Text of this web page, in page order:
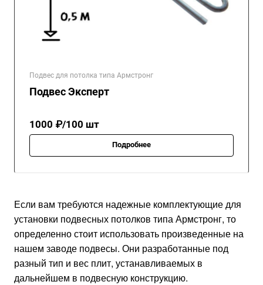
Подвес для потолка типа Армстронг
Подвес Эксперт
1000 ₽/100 шт
Подробнее
Если вам требуются надежные комплектующие для
установки подвесных потолков типа Армстронг, то
определенно стоит использовать произведенные на
нашем заводе подвесы. Они разработанные под
разный тип и вес плит, устанавливаемых в
дальнейшем в подвесную конструкцию.